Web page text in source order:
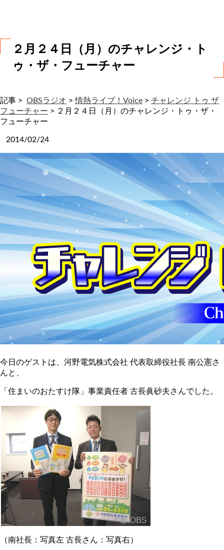
２月２４日（月）のチャレンジ・ト
ゥ・ザ・フューチャー
記事 > OBSラジオ >情熱ライブ！Voice > チャレンジ トゥ ザ
フューチャー > ２月２４日（月）のチャレンジ・トゥ・ザ・
フューチャー
2014/02/24
今日のゲストは、河野電気株式会社 代表取締役社長 南公憲さ
んと、
「住まいのおたすけ隊」事業責任者 古長眞砂夫さんでした。
（南社長：写真左 古長さん：写真右）